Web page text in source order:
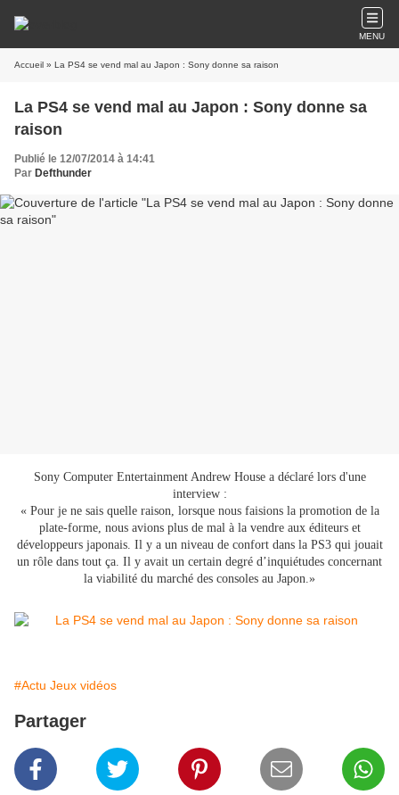
MENU
Accueil » La PS4 se vend mal au Japon : Sony donne sa raison
La PS4 se vend mal au Japon : Sony donne sa
raison
Publié le 12/07/2014 à 14:41
Par Defthunder
Sony Computer Entertainment Andrew House a déclaré lors d'une
interview :
« Pour je ne sais quelle raison, lorsque nous faisions la promotion de la
plate-forme, nous avions plus de mal à la vendre aux éditeurs et
développeurs japonais. Il y a un niveau de confort dans la PS3 qui jouait
un rôle dans tout ça. Il y avait un certain degré d’inquiétudes concernant
la viabilité du marché des consoles au Japon.»
#Actu Jeux vidéos
Partager